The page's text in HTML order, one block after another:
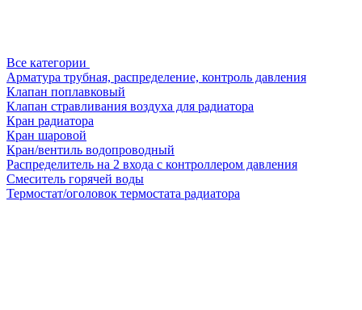
Все категории
Арматура трубная, распределение, контроль давления
Клапан поплавковый
Клапан стравливания воздуха для радиатора
Кран радиатора
Кран шаровой
Кран/вентиль водопроводный
Распределитель на 2 входа с контроллером давления
Смеситель горячей воды
Термостат/оголовок термостата радиатора